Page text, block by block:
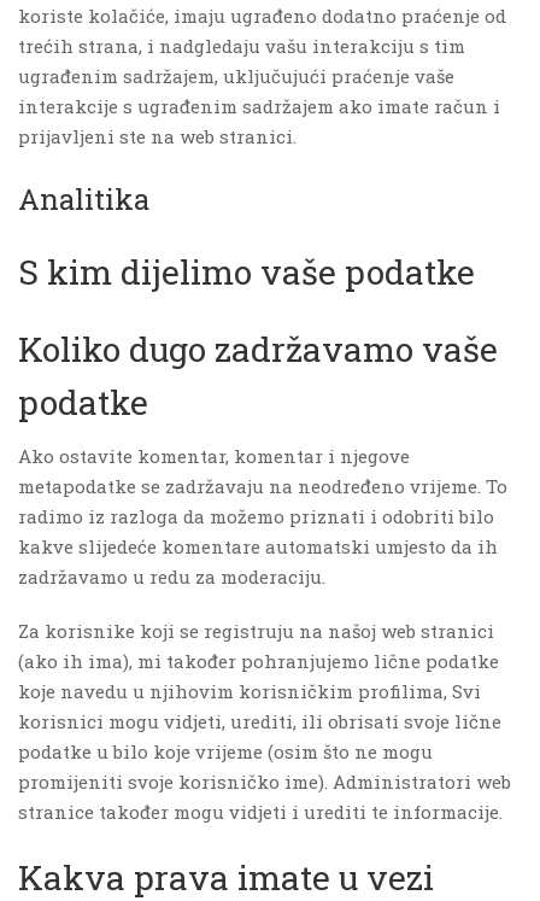
koriste kolačiće, imaju ugrađeno dodatno praćenje od
trećih strana, i nadgledaju vašu interakciju s tim
ugrađenim sadržajem, uključujući praćenje vaše
interakcije s ugrađenim sadržajem ako imate račun i
prijavljeni ste na web stranici.
Analitika
S kim dijelimo vaše podatke
Koliko dugo zadržavamo vaše
podatke
Ako ostavite komentar, komentar i njegove
metapodatke se zadržavaju na neodređeno vrijeme. To
radimo iz razloga da možemo priznati i odobriti bilo
kakve slijedeće komentare automatski umjesto da ih
zadržavamo u redu za moderaciju.
Za korisnike koji se registruju na našoj web stranici
(ako ih ima), mi također pohranjujemo lične podatke
koje navedu u njihovim korisničkim profilima, Svi
korisnici mogu vidjeti, urediti, ili obrisati svoje lične
podatke u bilo koje vrijeme (osim što ne mogu
promijeniti svoje korisničko ime). Administratori web
stranice također mogu vidjeti i urediti te informacije.
Kakva prava imate u vezi